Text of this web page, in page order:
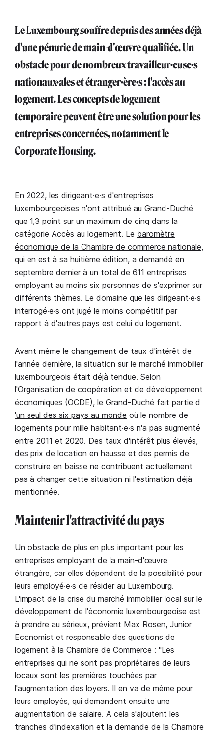
Le Luxembourg souffre depuis des années déjà
d'une pénurie de main-d'œuvre qualifiée. Un
obstacle pour de nombreux travailleur·euse·s
nationaux·ales et étranger·ère·s : l'accès au
logement. Les concepts de logement
temporaire peuvent être une solution pour les
entreprises concernées, notamment le
Corporate Housing.
En 2022, les dirigeant·e·s d'entreprises
luxembourgeoises n'ont attribué au Grand-Duché
que 1,3 point sur un maximum de cinq dans la
catégorie Accès au logement. Le baromètre
économique de la Chambre de commerce nationale,
qui en est à sa huitième édition, a demandé en
septembre dernier à un total de 611 entreprises
employant au moins six personnes de s'exprimer sur
différents thèmes. Le domaine que les dirigeant·e·s
interrogé·e·s ont jugé le moins compétitif par
rapport à d'autres pays est celui du logement.
Avant même le changement de taux d'intérêt de
l'année dernière, la situation sur le marché immobilier
luxembourgeois était déjà tendue. Selon
l'Organisation de coopération et de développement
économiques (OCDE), le Grand-Duché fait partie d
'un seul des six pays au monde où le nombre de
logements pour mille habitant·e·s n'a pas augmenté
entre 2011 et 2020. Des taux d'intérêt plus élevés,
des prix de location en hausse et des permis de
construire en baisse ne contribuent actuellement
pas à changer cette situation ni l'estimation déjà
mentionnée.
Maintenir l'attractivité du pays
Un obstacle de plus en plus important pour les
entreprises employant de la main-d'œuvre
étrangère, car elles dépendent de la possibilité pour
leurs employé·e·s de résider au Luxembourg.
L'impact de la crise du marché immobilier local sur le
développement de l'économie luxembourgeoise est
à prendre au sérieux, prévient Max Rosen, Junior
Economist et responsable des questions de
logement à la Chambre de Commerce : "Les
entreprises qui ne sont pas propriétaires de leurs
locaux sont les premières touchées par
l'augmentation des loyers. Il en va de même pour
leurs employés, qui demandent ensuite une
augmentation de salaire. A cela s'ajoutent les
tranches d'indexation et la demande de la Chambre